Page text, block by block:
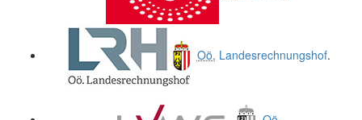
Oö. Landesrechnungshof.